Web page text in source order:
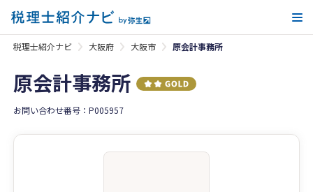
税理士紹介ナビ 大阪府 大阪市 原会計事務所
原会計事務所
お問い合わせ番号：P005957